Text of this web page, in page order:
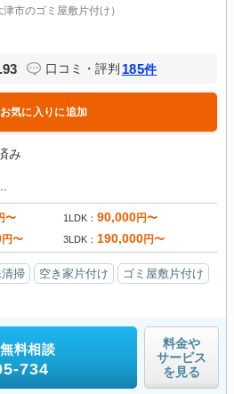
津市のゴミ屋敷片付け）
口コミ・評判 185件
お気に入りに追加
み
〜 1LDK 90,000円〜
円〜 3LDK 190,000円〜
掃 空き家片付け
ゴミ屋敷片付け
料相談
734
料金や
サービス
を見る